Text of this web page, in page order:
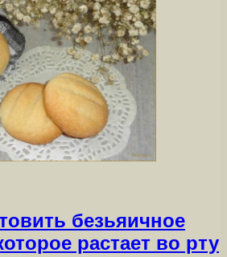
безьяичное
растает во рту